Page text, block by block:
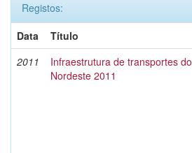
Registos:
Data
Título
2011
Infraestrutura de transportes do
Nordeste 2011